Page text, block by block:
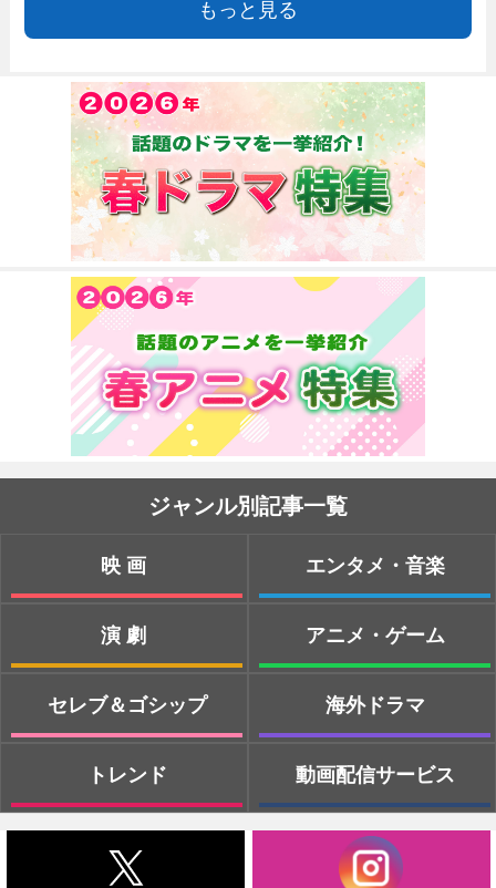
もっと見る
ジャンル別記事一覧
映画
演劇
セレブ＆ゴシップ
トレンド
エンタメ・音楽
アニメ・ゲーム
海外ドラマ
動画配信サービス